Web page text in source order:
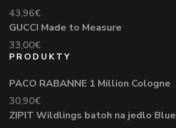
43,96€
GUCCI Made to Measure
33,00€
PRODUKTY
PACO RABANNE 1 Million Cologne
30,90€
ZIPIT Wildlings batoh na jedlo Blue